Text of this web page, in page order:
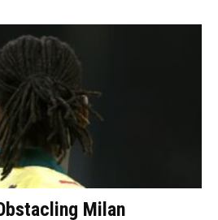
Milan